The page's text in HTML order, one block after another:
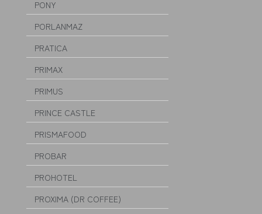
PONY
PORLANMAZ
PRATICA
PRIMAX
PRIMUS
PRINCE CASTLE
PRISMAFOOD
PROBAR
PROHOTEL
PROXIMA (DR COFFEE)